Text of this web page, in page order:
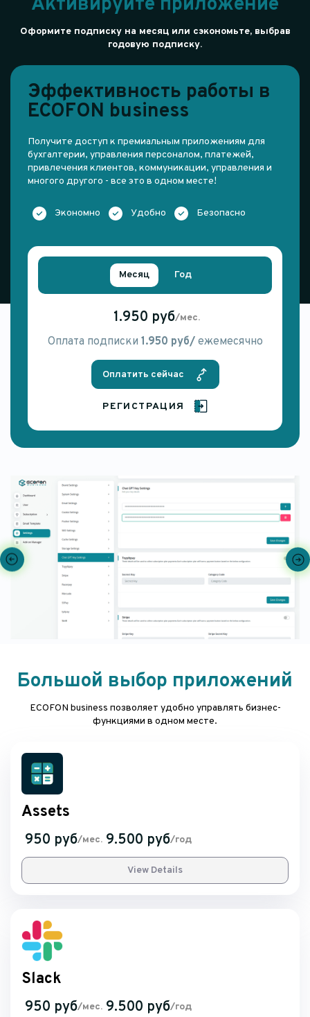
Активируйте приложение
Оформите подписку на месяц или сэкономьте, выбрав
годовую подписку.
Эффективность работы в
ECOFON business
Получите доступ к премиальным приложениям для
бухгалтерии, управления персоналом, платежей,
привлечения клиентов, коммуникации, управления и
многого другого - все это в одном месте!
Экономно Удобно Безопасно
Месяц Год
1.950 руб/мес.
Оплата подписки 1.950 руб/ежемесячно
Оплатить сейчас
РЕГИСТРАЦИЯ
Большой выбор приложений
ECOFON business позволяет удобно управлять бизнес-
функциями в одном месте.
Assets
950 руб/мес. 9.500 руб/год
View Details
Slack
950 руб/мес. 9.500 руб/год